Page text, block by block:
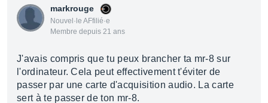
markrouge
Nouvel·le AFfilié·e
Membre depuis 21 ans
J'avais compris que tu peux brancher ta mr-8 sur
l'ordinateur. Cela peut effectivement t'éviter de
passer par une carte d'acquisition audio. La carte
sert à te passer de ton mr-8.